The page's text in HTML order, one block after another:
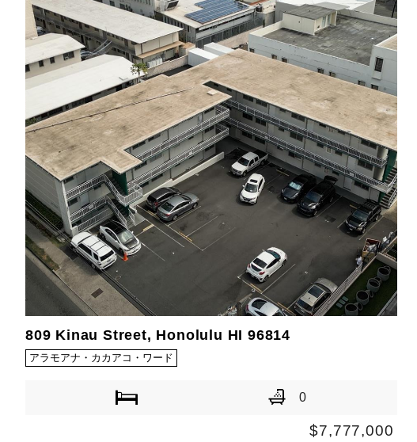
809 Kinau Street, Honolulu HI 96814
アラモアナ・カカアコ・ワード
0
$7,777,000